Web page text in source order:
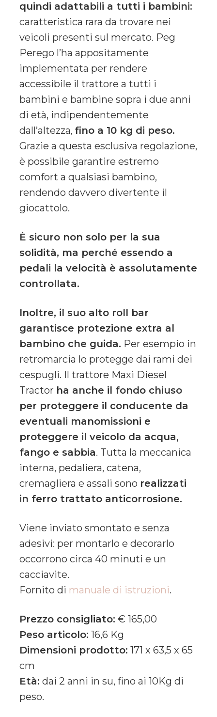
quindi adattabili a tutti i bambini:
caratteristica rara da trovare nei
veicoli presenti sul mercato. Peg
Perego l’ha appositamente
implementata per rendere
accessibile il trattore a tutti i
bambini e bambine sopra i due anni
di età, indipendentemente
dall’altezza, fino a 10 kg di peso.
Grazie a questa esclusiva regolazione,
è possibile garantire estremo
comfort a qualsiasi bambino,
rendendo davvero divertente il
giocattolo.
È sicuro non solo per la sua
solidità, ma perché essendo a
pedali la velocità è assolutamente
controllata.
Inoltre, il suo alto roll bar
garantisce protezione extra al
bambino che guida. Per esempio in
retromarcia lo protegge dai rami dei
cespugli. Il trattore Maxi Diesel
Tractor ha anche il fondo chiuso
per proteggere il conducente da
eventuali manomissioni e
proteggere il veicolo da acqua,
fango e sabbia. Tutta la meccanica
interna, pedaliera, catena,
cremagliera e assali sono realizzati
in ferro trattato anticorrosione.
Viene inviato smontato e senza
adesivi: per montarlo e decorarlo
occorrono circa 40 minuti e un
cacciavite.
Fornito di manuale di istruzioni.
Prezzo consigliato: € 165,00
Peso articolo: 16,6 Kg
Dimensioni prodotto: 171 x 63,5 x 65
cm
Età: dai 2 anni in su, fino ai 10Kg di
peso.